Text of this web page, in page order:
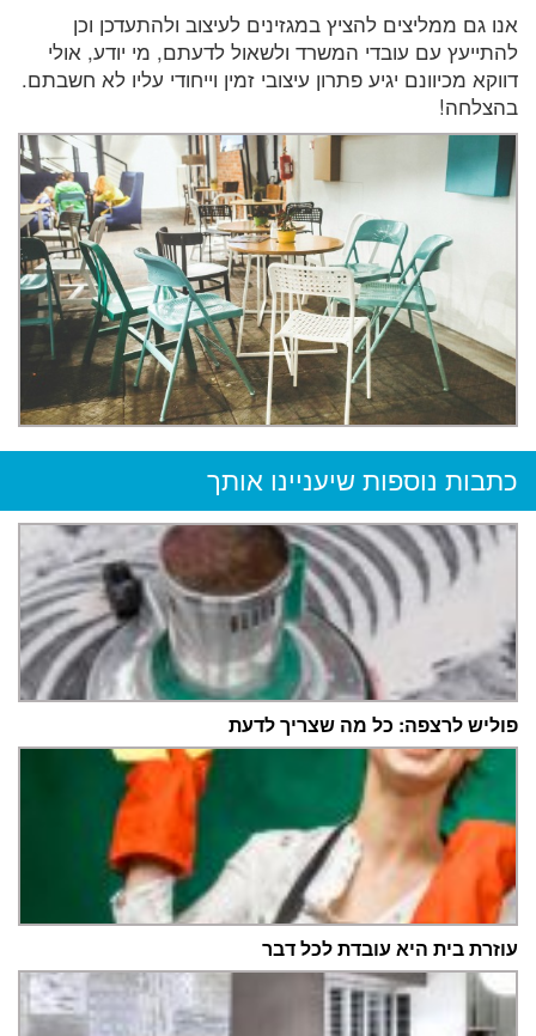
אנו גם ממליצים להציץ במגזינים לעיצוב ולהתעדכן וכן
להתייעץ עם עובדי המשרד ולשאול לדעתם, מי יודע, אולי
דווקא מכיוונם יגיע פתרון עיצובי זמין וייחודי עליו לא חשבתם.
בהצלחה!
כתבות נוספות שיעניינו אותך
פוליש לרצפה: כל מה שצריך לדעת
עוזרת בית היא עובדת לכל דבר